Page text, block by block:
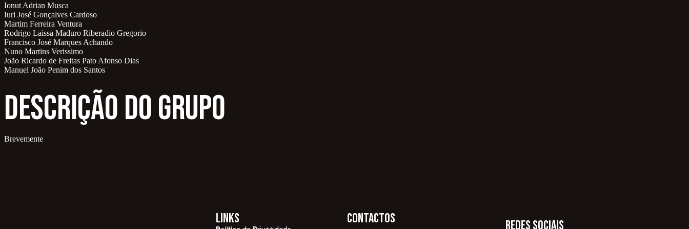
Ionut Adrian Musca
Iuri José Gonçalves Cardoso
Martim Ferreira Ventura
Rodrigo Laissa Maduro Riberadio Gregorio
Francisco José Marques Achando
Nuno Martins Verissimo
João Ricardo de Freitas Pato Afonso Dias
Manuel João Penim dos Santos
Descrição do Grupo
Brevemente
links contactos Redes Sociais